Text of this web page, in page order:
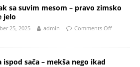
sa suvim mesom – pravo zimsko
jelo
25, 2025 admin Comments Off
ispod sača – mekša nego ikad